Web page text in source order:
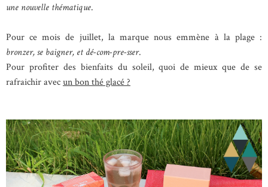
une nouvelle thématique.
Pour ce mois de juillet, la marque nous emmène à la plage :
bronzer, se baigner, et dé-com-pre-sser.
Pour profiter des bienfaits du soleil, quoi de mieux que de se
rafraichir avecun bon thé glacé ?